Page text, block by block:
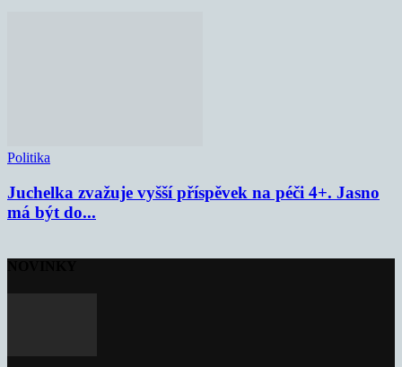
Politika
Juchelka zvažuje vyšší příspěvek na péči 4+. Jasno
má být do...